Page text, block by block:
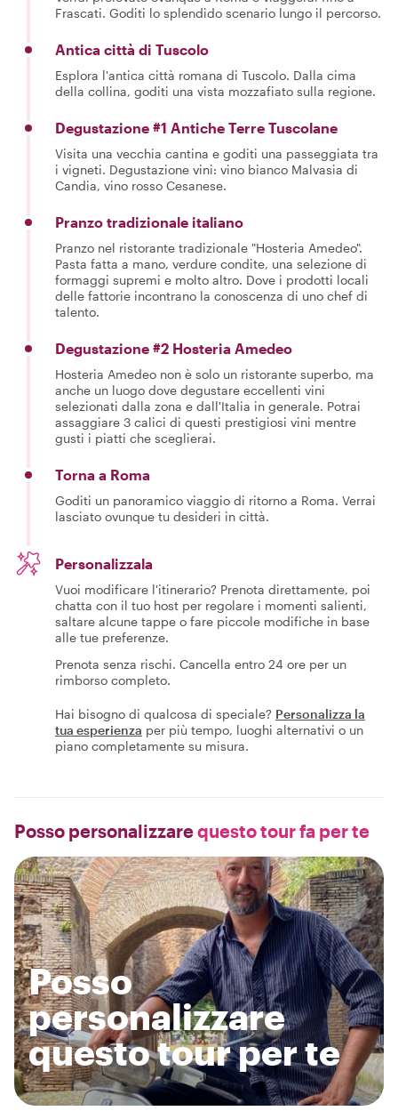
Frascati. Goditi lo splendido scenario lungo il percorso.
Antica città di Tuscolo
Esplora l'antica città romana di Tuscolo. Dalla cima
della collina, goditi una vista mozzafiato sulla regione.
Degustazione #1 Antiche Terre Tuscolane
Visita una vecchia cantina e goditi una passeggiata tra
i vigneti. Degustazione vini: vino bianco Malvasia di
Candia, vino rosso Cesanese.
Pranzo tradizionale italiano
Pranzo nel ristorante tradizionale "Hosteria Amedeo".
Pasta fatta a mano, verdure condite, una selezione di
formaggi supremi e molto altro. Dove i prodotti locali
delle fattorie incontrano la conoscenza di uno chef di
talento.
Degustazione #2 Hosteria Amedeo
Hosteria Amedeo non è solo un ristorante superbo, ma
anche un luogo dove degustare eccellenti vini
selezionati dalla zona e dall'Italia in generale. Potrai
assaggiare 3 calici di questi prestigiosi vini mentre
gusti i piatti che sceglierai.
Torna a Roma
Goditi un panoramico viaggio di ritorno a Roma. Verrai
lasciato ovunque tu desideri in città.
Personalizzala
Vuoi modificare l'itinerario? Prenota direttamente, poi
chatta con il tuo host per regolare i momenti salienti,
saltare alcune tappe o fare piccole modifiche in base
alle tue preferenze.
Prenota senza rischi. Cancella entro 24 ore per un
rimborso completo.
Hai bisogno di qualcosa di speciale? Personalizza la
tua esperienza per più tempo, luoghi alternativi o un
piano completamente su misura.
Posso personalizzarequesto tour fa per te
Posso
personalizzare
questo tour per te